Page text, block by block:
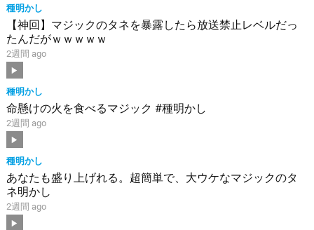
種明かし
【神回】マジックのタネを暴露したら放送禁止レベルだっ
たんだがｗｗｗｗｗ
2週間 ago
種明かし
命懸けの火を食べるマジック #種明かし
2週間 ago
種明かし
あなたも盛り上げれる。超簡単で、大ウケなマジックのタ
ネ明かし
2週間 ago